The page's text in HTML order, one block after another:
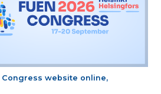
Congress website online,